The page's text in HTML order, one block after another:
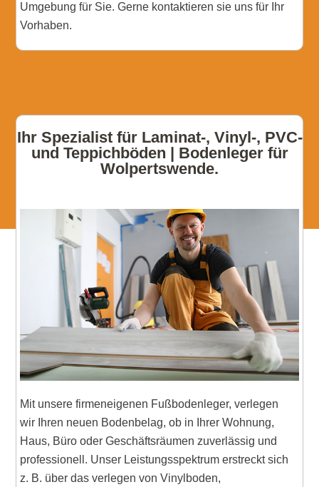
Umgebung für Sie. Gerne kontaktieren sie uns für Ihr
Vorhaben.
Ihr Spezialist für Laminat-, Vinyl-, PVC-
und Teppichböden | Bodenleger für
Wolpertswende.
Mit unsere firmeneigenen Fußbodenleger, verlegen
wir Ihren neuen Bodenbelag, ob in Ihrer Wohnung,
Haus, Büro oder Geschäftsräumen zuverlässig und
professionell. Unser Leistungsspektrum erstreckt sich
z. B. über das verlegen von Vinylboden,